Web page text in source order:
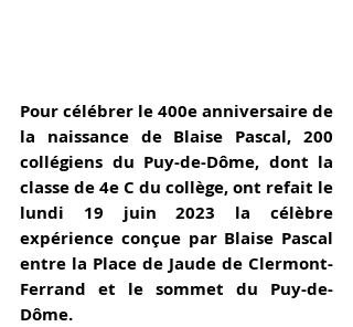
Pour célébrer le 400e anniversaire de
la naissance de Blaise Pascal, 200
collégiens du Puy-de-Dôme, dont la
classe de 4e C du collège, ont refait le
lundi 19 juin 2023 la célèbre
expérience conçue par Blaise Pascal
entre la Place de Jaude de Clermont-
Ferrand et le sommet du Puy-de-
Dôme.